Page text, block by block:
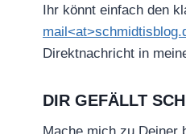
Ihr könnt einfach den
Direktnachricht in
DIR GEFÄLLT